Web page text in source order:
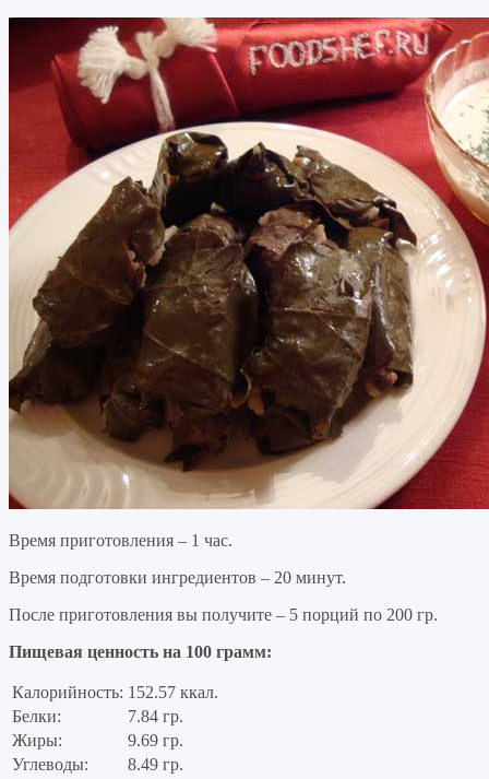
Время приготовления – 1 час.
Время подготовки ингредиентов – 20 минут.
После приготовления вы получите – 5 порций по 200 гр.
Пищевая ценность на 100 грамм:
Калорийность: 152.57 ккал.
Белки:
7.84 гр.
Жиры:
9.69 гр.
Углеводы:
8.49 гр.